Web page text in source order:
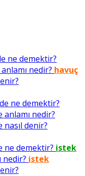
ne demektir?
nedir? havuç
ne demektir?
nedir?
denir?
ne demektir? istek
nedir? istek